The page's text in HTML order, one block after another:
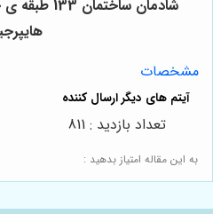
مشخصات
به این مقاله امتیاز بدهید :
تعداد بازدید : 811